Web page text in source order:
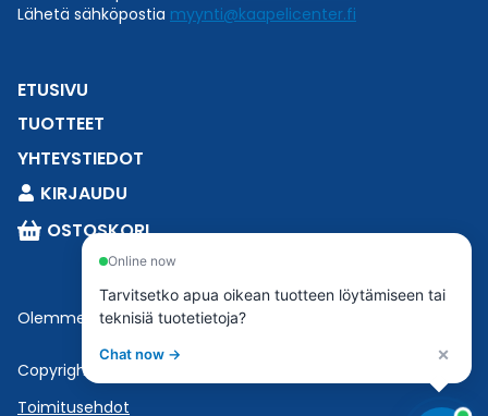
Lähetä sähköpostia myynti@kaapelicenter.fi
ETUSIVU
TUOTTEET
YHTEYSTIEDOT
KIRJAUDU
OSTOSKORI
Olemme osaEsbeconia.
Copyright © 2023 Esbecon | All Rights Reserved
Toimitusehdot
Online now
Tarvitsetko apua oikean tuotteen löytämiseen tai
teknisiä tuotetietoja?
Chat now → ×